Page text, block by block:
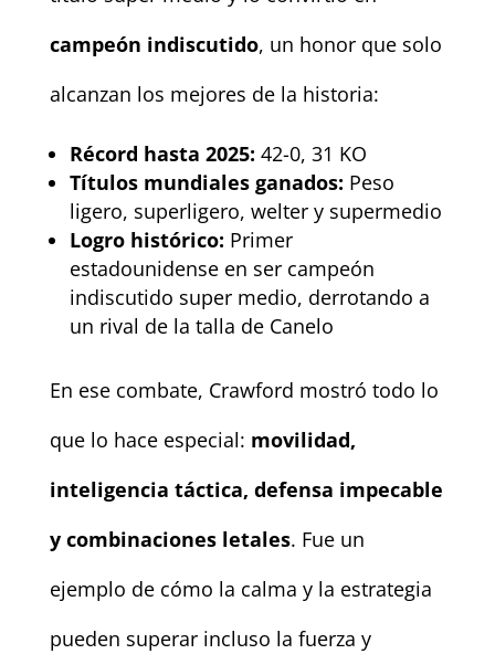
campeón indiscutido, un honor que solo
alcanzan los mejores de la historia:
Récord hasta 2025: 42-0, 31 KO
Títulos mundiales ganados: Peso
ligero, superligero, welter y supermedio
Logro histórico: Primer
estadounidense en ser campeón
indiscutido super medio, derrotando a
un rival de la talla de Canelo
En ese combate, Crawford mostró todo lo
que lo hace especial: movilidad,
inteligencia táctica, defensa impecable
y combinaciones letales. Fue un
ejemplo de cómo la calma y la estrategia
pueden superar incluso la fuerza y